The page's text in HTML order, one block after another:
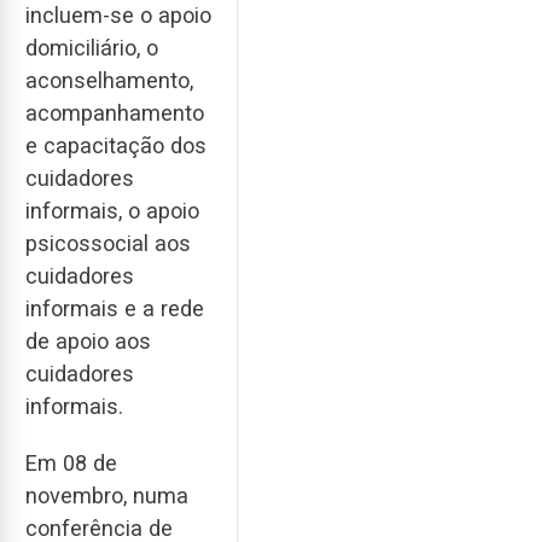
incluem-se o apoio
domiciliário, o
aconselhamento,
acompanhamento
e capacitação dos
cuidadores
informais, o apoio
psicossocial aos
cuidadores
informais e a rede
de apoio aos
cuidadores
informais.
Em 08 de
novembro, numa
conferência de